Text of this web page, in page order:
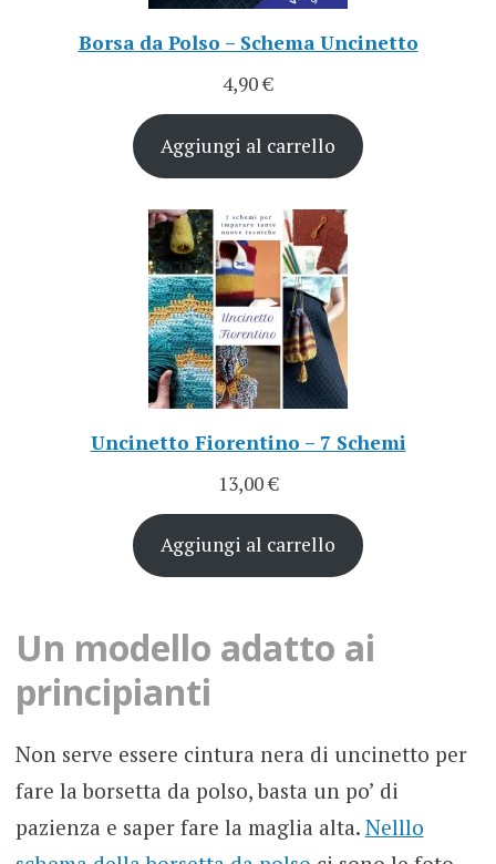
Borsa da Polso – Schema Uncinetto
4,90€
Aggiungi al carrello
Uncinetto Fiorentino – 7 Schemi
13,00€
Aggiungi al carrello
Un modello adatto ai
principianti
Non serve essere cintura nera di uncinetto per
fare la borsetta da polso, basta un po’ di
pazienza e saper fare la maglia alta. Nelllo